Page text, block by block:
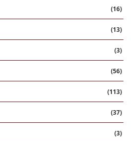
(16)
(13)
(3)
(56)
(113)
(37)
(3)